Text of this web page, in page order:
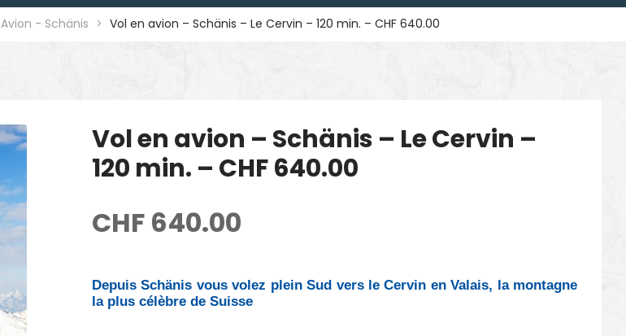
Avion - Schänis > Vol en avion – Schänis – Le Cervin – 120 min. – CHF 640.00
Vol en avion – Schänis – Le Cervin –
120 min. – CHF 640.00
CHF 640.00
Depuis Schänis vous volez plein Sud vers le Cervin en Valais, la montagne
la plus célèbre de Suisse